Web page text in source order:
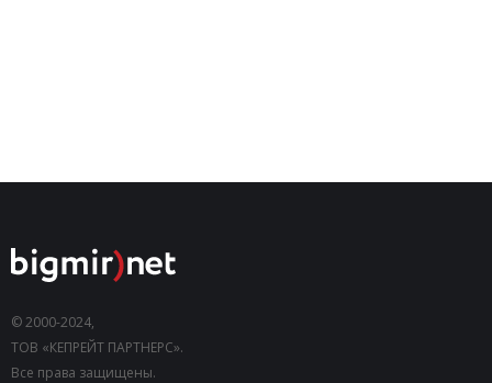
© 2000-2024,
ТОВ «КЕПРЕЙТ ПАРТНЕРС».
Все права защищены.